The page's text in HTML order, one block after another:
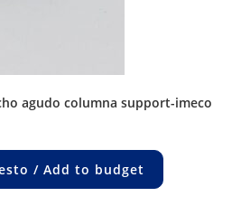
agudo columna support-imeco
/ Add to budget